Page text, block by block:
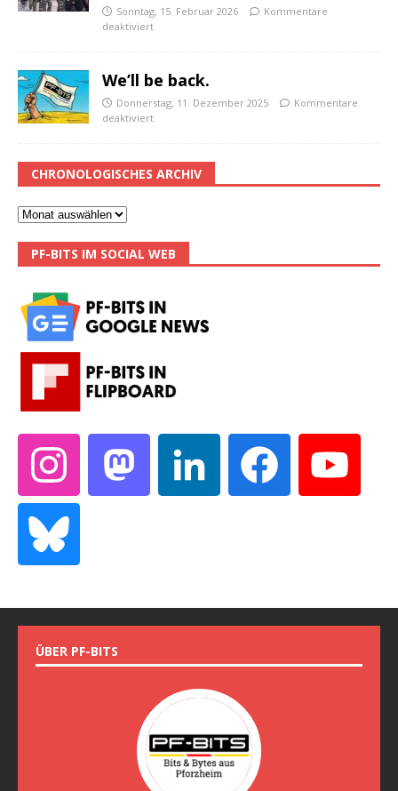
Sonntag, 15. Februar 2026
Kommentare
deaktiviert
We’ll be back.
Donnerstag, 11. Dezember 2025
Kommentare
deaktiviert
CHRONOLOGISCHES ARCHIV
PF-BITS IM SOCIAL WEB
ÜBER PF-BITS